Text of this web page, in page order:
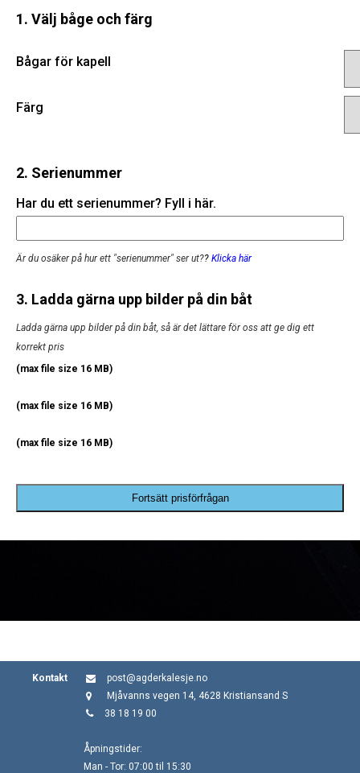
1. Välj båge och färg
Bågar för kapell
Färg
2. Serienummer
Har du ett serienummer? Fyll i här.
Är du osäker på hur ett "serienummer" ser ut?? Klicka här
3. Ladda gärna upp bilder på din båt
Ladda gärna upp bilder på din båt, så är det lättare för oss att ge dig ett
korrekt pris
(max file size 16 MB)
(max file size 16 MB)
(max file size 16 MB)
Fortsätt prisförfrågan
Kontakt
post@agderkalesje.no
Mjåvanns vegen 14, 4628 Kristiansand S
38 18 19 00
Åpningstider:
Man - Tor: 07:00 til 15:30